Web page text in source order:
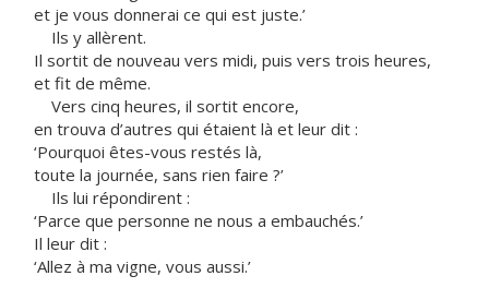
et je vous donnerai ce qui est juste.’
Ils y allèrent.
Il sortit de nouveau vers midi, puis vers trois heures,
et fit de même.
Vers cinq heures, il sortit encore,
en trouva d’autres qui étaient là et leur dit :
‘Pourquoi êtes-vous restés là,
toute la journée, sans rien faire ?’
Ils lui répondirent :
‘Parce que personne ne nous a embauchés.’
Il leur dit :
‘Allez à ma vigne, vous aussi.’